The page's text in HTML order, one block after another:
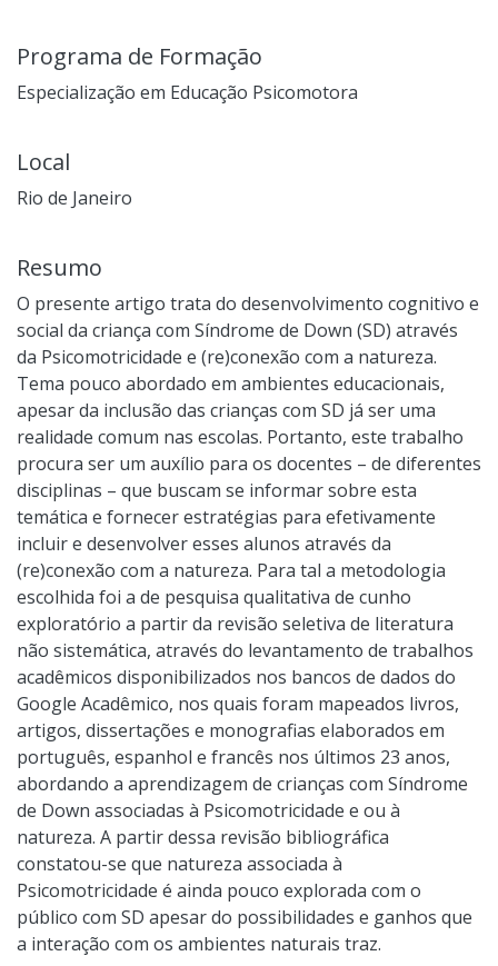
Programa de Formação
Especialização em Educação Psicomotora
Local
Rio de Janeiro
Resumo
O presente artigo trata do desenvolvimento cognitivo e
social da criança com Síndrome de Down (SD) através
da Psicomotricidade e (re)conexão com a natureza.
Tema pouco abordado em ambientes educacionais,
apesar da inclusão das crianças com SD já ser uma
realidade comum nas escolas. Portanto, este trabalho
procura ser um auxílio para os docentes – de diferentes
disciplinas – que buscam se informar sobre esta
temática e fornecer estratégias para efetivamente
incluir e desenvolver esses alunos através da
(re)conexão com a natureza. Para tal a metodologia
escolhida foi a de pesquisa qualitativa de cunho
exploratório a partir da revisão seletiva de literatura
não sistemática, através do levantamento de trabalhos
acadêmicos disponibilizados nos bancos de dados do
Google Acadêmico, nos quais foram mapeados livros,
artigos, dissertações e monografias elaborados em
português, espanhol e francês nos últimos 23 anos,
abordando a aprendizagem de crianças com Síndrome
de Down associadas à Psicomotricidade e ou à
natureza. A partir dessa revisão bibliográfica
constatou-se que natureza associada à
Psicomotricidade é ainda pouco explorada com o
público com SD apesar do possibilidades e ganhos que
a interação com os ambientes naturais traz.